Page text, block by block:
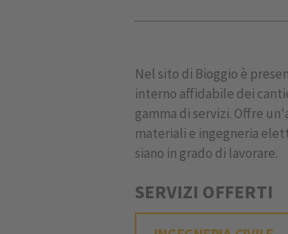
Nel sito di Bioggio è
interno affidabile dei
gamma di servizi. Offre
materiali e ingegneria
siano in grado di lavorare.
SERVIZI OFFERTI